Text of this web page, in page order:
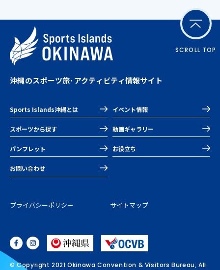
SCROLL TOP
沖縄のスポーツ旅･アクティビティ情報サイト
Sports Islands沖縄とは イベント情報
スポーツから探す 動画ギャラリー
パンフレット お役立ち
お問い合わせ
プライバシーポリシー サイトマップ
© Copyright 2021 Okinawa Convention & Visitors Bureau, All